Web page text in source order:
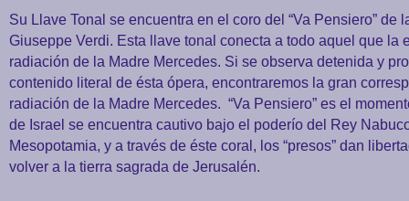
Su Llave Tonal se encuentra en el coro del “Va Pensiero” de
Giuseppe Verdi. Esta llave tonal conecta a todo aquel que la
radiación de la Madre Mercedes. Si se observa detenida y
contenido literal de ésta ópera, encontraremos la gran
radiación de la Madre Mercedes. “Va Pensiero” es el
de Israel se encuentra cautivo bajo el poderío del Rey
Mesopotamia, y a través de éste coral, los “presos” dan
volver a la tierra sagrada de Jerusalén.